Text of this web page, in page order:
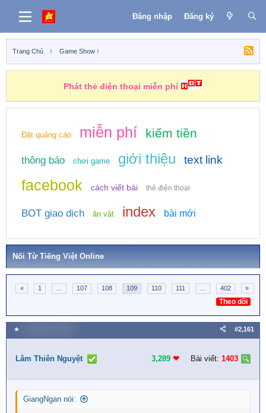
Đăng nhập Đăng ký
Trang Chủ Game Show
Phát thẻ điện thoại miễn phí
Đặt quảng cáo miễn phí kiếm tiền
thông báo chơi game giới thiệu text link
facebook cách viết bài thẻ điện thoại
BOT giao dịch ăn vặt index bài mới
Nối Từ Tiếng Việt Online
« 1 107 108 109 110 111 402 »
Theo dõi
★ #2,161
Lâm Thiên Nguyệt 3,289 ❤︎ Bài viết: 1403
GiangNgan nói: